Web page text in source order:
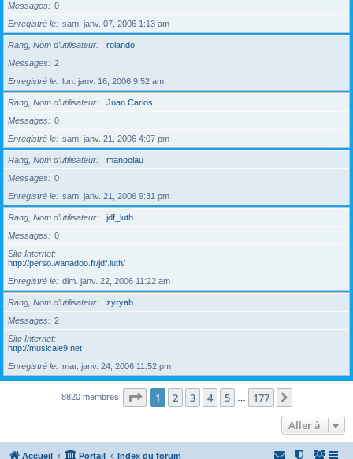
Messages
0
Enregistré le
sam. janv. 07, 2006 1:13 am
Rang, Nom d’utilisateur
rolando
Messages
2
Enregistré le
lun. janv. 16, 2006 9:52 am
Rang, Nom d’utilisateur
Juan Carlos
Messages
0
Enregistré le
sam. janv. 21, 2006 4:07 pm
Rang, Nom d’utilisateur
manoclau
Messages
0
Enregistré le
sam. janv. 21, 2006 9:31 pm
Rang, Nom d’utilisateur
jdf_luth
Messages
0
Site Internet
http://perso.wanadoo.fr/jdf.luth/
Enregistré le
dim. janv. 22, 2006 11:22 am
Rang, Nom d’utilisateur
zyryab
Messages
2
Site Internet
http://musicale9.net
Enregistré le
mar. janv. 24, 2006 11:52 pm
8820 membres Page 1sur177
1 2 3 4 5 177
Aller à
Accueil Portail Index du forum